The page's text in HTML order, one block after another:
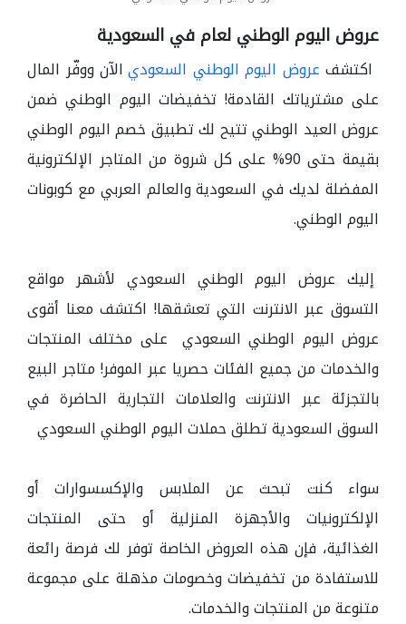
عروض اليوم الوطني لعام في السعودية
اكتشف عروض اليوم الوطني السعوديالآن ووفّر المال
على مشترياتك القادمة! تخفيضات اليوم الوطني ضمن
عروض العيد الوطني تتيح لك تطبيق خصم اليوم الوطني
بقيمة حتى 90% على كل شروة من المتاجر الإلكترونية
المفضلة لديك في السعودية والعالم العربي مع كوبونات
اليوم الوطني.
إليك عروض اليوم الوطني السعودي لأشهر مواقع
التسوق عبر الانترنت التي تعشقها! اكتشف معنا أقوى
عروض اليوم الوطني السعودي على مختلف المنتجات
والخدمات من جميع الفئات حصريا عبر الموفر! متاجر البيع
بالتجزئة عبر الانترنت والعلامات التجارية الحاضرة في
السوق السعودية تطلق حملات اليوم الوطني السعودي
سواء كنت تبحث عن الملابس والإكسسوارات أو
الإلكترونيات والأجهزة المنزلية أو حتى المنتجات
الغذائية، فإن هذه العروض الخاصة توفر لك فرصة رائعة
للاستفادة من تخفيضات وخصومات مذهلة على مجموعة
متنوعة من المنتجات والخدمات.